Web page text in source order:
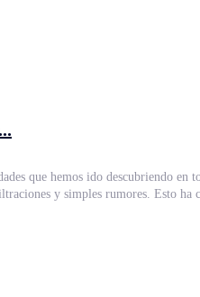
que hemos ido descubriendo en
y simples rumores. Esto ha